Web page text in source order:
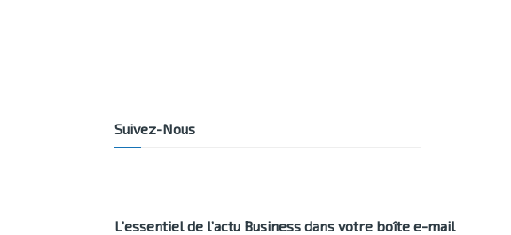
Suivez-Nous
L’essentiel de l’actu Business dans votre boîte e-mail